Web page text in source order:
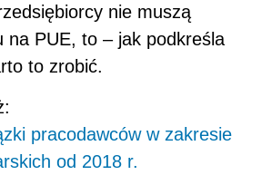
nie muszą
na PUE, to – jak podkreśla
to zrobić.
pracodawców w zakresie
od 2018 r.